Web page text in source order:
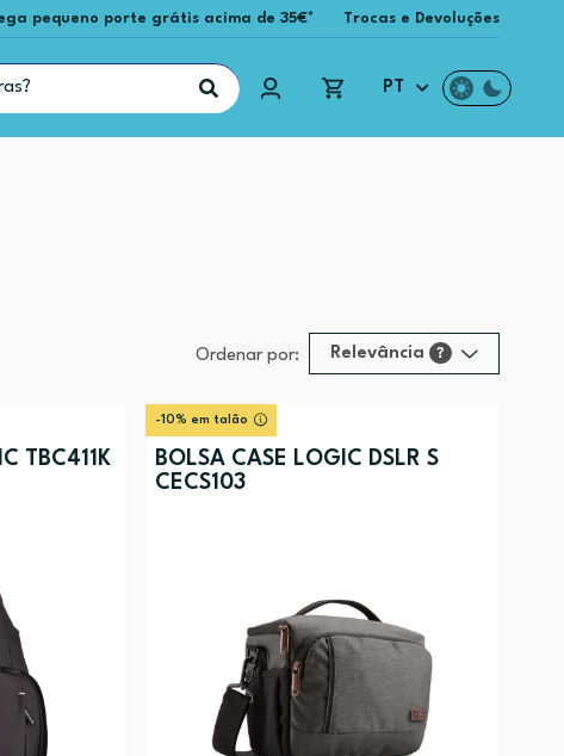
pequeno porte grátis acima de 35€* Trocas e Devoluções
PT
Ordenar por: Relevância ?
TBC411K
-10% em talão
BOLSA CASE LOGIC DSLR S
CECS103